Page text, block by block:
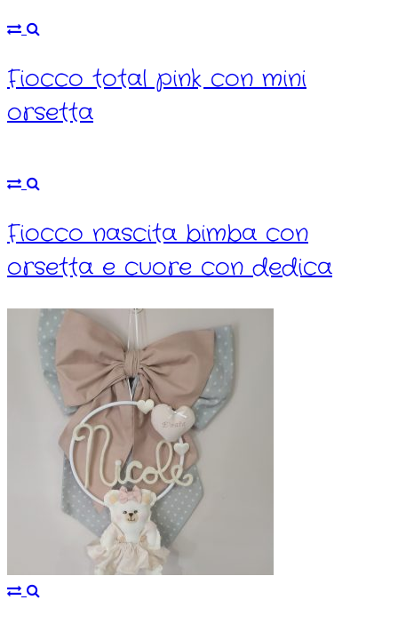
Fiocco total pink con mini
orsetta
Fiocco nascita bimba con
orsetta e cuore con dedica